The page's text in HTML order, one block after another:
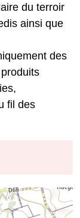
du terroir
ainsi que
des
fil des